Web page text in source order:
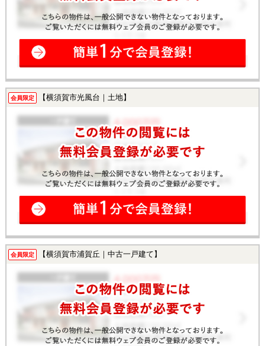
会員限定 【横須賀市光風台｜土地】
会員限定 【横須賀市浦賀丘｜中古一戸建て】